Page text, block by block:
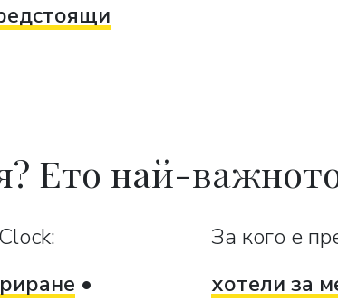
Ето най-
За кого е
хотели за